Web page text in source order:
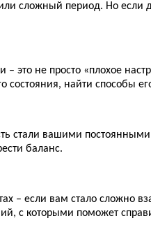
сложный период. Но если
это не просто «плохое
состояния, найти способы
стали вашими
баланс.
– если вам стало сложно
с которыми поможет